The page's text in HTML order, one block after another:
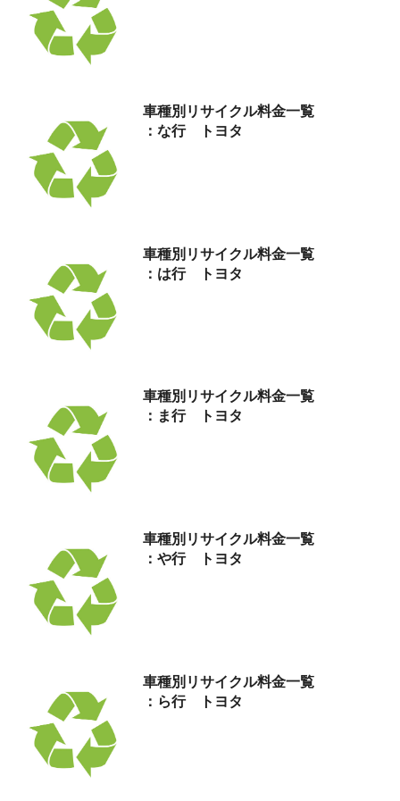
車種別リサイクル料金一覧
：な行 トヨタ
車種別リサイクル料金一覧
：は行 トヨタ
車種別リサイクル料金一覧
：ま行 トヨタ
車種別リサイクル料金一覧
：や行 トヨタ
車種別リサイクル料金一覧
：ら行 トヨタ